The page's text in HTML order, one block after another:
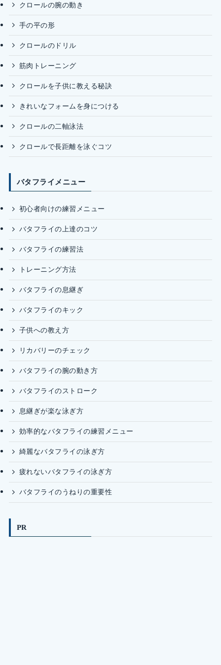
クロールの腕の動き
手の平の形
クロールのドリル
筋肉トレーニング
クロールを子供に教える秘訣
きれいなフォームを身につける
クロールの二軸泳法
クロールで長距離を泳ぐコツ
バタフライメニュー
初心者向けの練習メニュー
バタフライの上達のコツ
バタフライの練習法
トレーニング方法
バタフライの息継ぎ
バタフライのキック
子供への教え方
リカバリーのチェック
バタフライの腕の動き方
バタフライのストローク
息継ぎが楽な泳ぎ方
効率的なバタフライの練習メニュー
綺麗なバタフライの泳ぎ方
疲れないバタフライの泳ぎ方
バタフライのうねりの重要性
PR